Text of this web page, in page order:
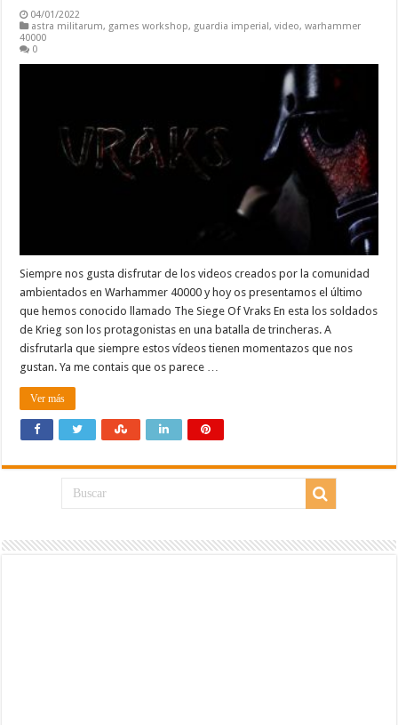
04/01/2022
astra militarum, games workshop, guardia imperial,video,warhammer
40000
0
Siempre nos gusta disfrutar de los videos creados por la comunidad
ambientados en Warhammer 40000 y hoy os presentamos el último
que hemos conocido llamado The Siege Of Vraks En esta los soldados
de Krieg son los protagonistas en una batalla de trincheras. A
disfrutarla que siempre estos vídeos tienen momentazos que nos
gustan. Ya me contais que os parece …
Ver más